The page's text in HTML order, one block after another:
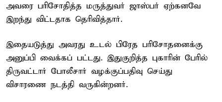
அவரை பரிசோதித்த மருத்துவர் ஜாஸ்பர் ஏற்கனவே
இறந்து விட்டதாக தெரிவித்தார்.
இதையடுத்து அவரது உடல் பிரேத பரிசோதனைக்கு
அனுப்பி வைக்கப் பட்டது. இதுகுறித்த புகாரின் பேரில்
திருவட்டார் போலீசார் வழக்குப்பதிவு செய்து
விசாரணை நடத்தி வருகின்றனர்.